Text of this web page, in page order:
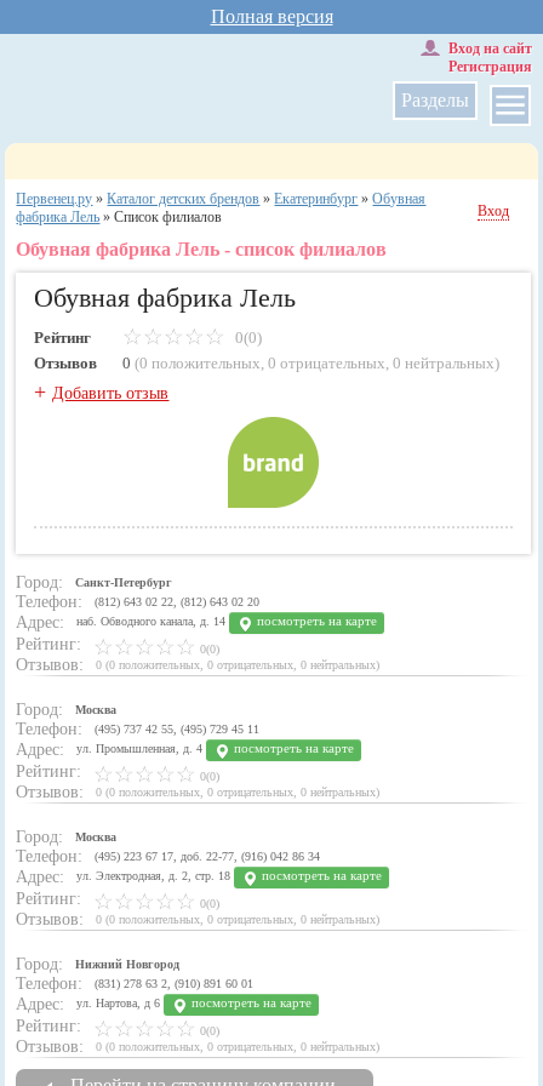
Полная версия
Разделы
Вход на сайт
Регистрация
Первенец.ру »Каталог детских брендов »Екатеринбург »Обувная
фабрика Лель »Cписок филиалов Вход
Обувная фабрика Лель - список филиалов
Обувная фабрика Лель
Рейтинг
0(0)
Отзывов
0 (0 положительных,0 отрицательных,0 нейтральных)
+Добавить отзыв
Город: Санкт-Петербург
Телефон: (812) 643 02 22, (812) 643 02 20
Адрес: наб. Обводного канала, д. 14 посмотреть на карте
Рейтинг: 0(0)
Отзывов: 0 (0 положительных ,0 отрицательных ,0 нейтральных)
Город: Москва
Телефон: (495) 737 42 55, (495) 729 45 11
Адрес: ул. Промышленная, д. 4 посмотреть на карте
Рейтинг: 0(0)
Отзывов: 0 (0 положительных ,0 отрицательных ,0 нейтральных)
Город: Москва
Телефон: (495) 223 67 17, доб. 22-77, (916) 042 86 34
Адрес: ул. Электродная, д. 2, стр. 18 посмотреть на карте
Рейтинг: 0(0)
Отзывов: 0 (0 положительных ,0 отрицательных ,0 нейтральных)
Город: Нижний Новгород
Телефон: (831) 278 63 2, (910) 891 60 01
Адрес: ул. Нартова, д 6 посмотреть на карте
Рейтинг: 0(0)
Отзывов: 0 (0 положительных ,0 отрицательных ,0 нейтральных)